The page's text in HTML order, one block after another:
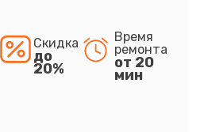
Скидка
до
20%
Время
ремонта
от 20
мин